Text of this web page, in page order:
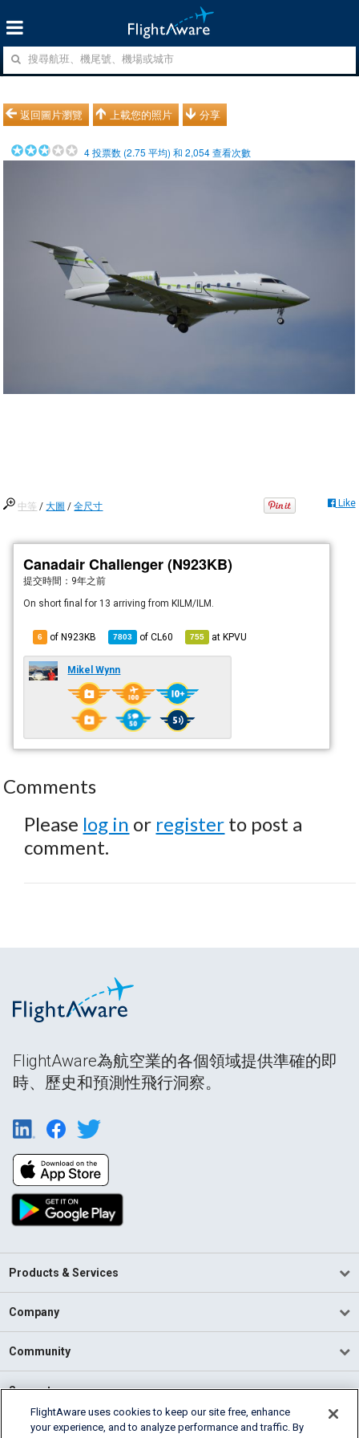
返回圖片瀏覽 上載您的照片 分享
4投票数 (2.75 平均) 和2,054查看次數
中等 /大圖 /全尺寸 Like
Canadair Challenger (N923KB)
提交時間： 9年之前
On short final for 13 arriving from KILM/ILM.
6 of N923KB 7803 ofCL60 755 atKPVU
Mikel Wynn
Comments
Please log in or register to post a
comment.
FlightAware為航空業的各個領域提供準確的即
時、歷史和預測性飛行洞察。
Products & Services
Company
Community
Support
English (USA)
FlightAware uses cookies to keep our site free, enhance
your experience, and to analyze performance and traffic. By